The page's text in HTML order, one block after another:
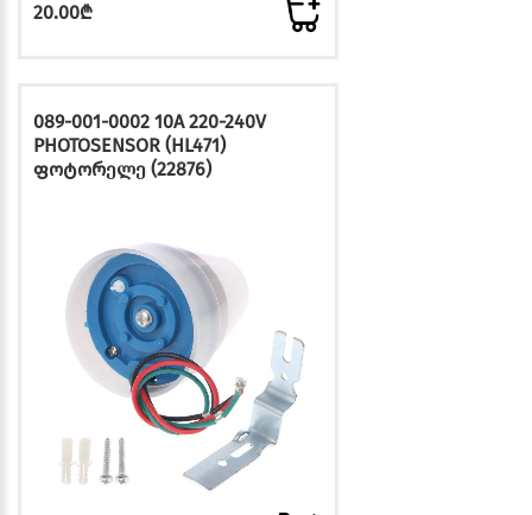
20.00₾
089-001-0002 10A 220-240V
PHOTOSENSOR (HL471)
ფოტორელე (22876)